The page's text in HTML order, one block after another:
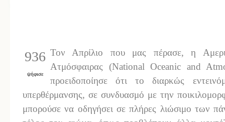
936
ψήφισε
Τον Απρίλιο που μας πέρασε, η
Ατμόσφαιρας (National Oceanic and
προειδοποίησε ότι το διαρκώς
υπερθέρμανσης, σε συνδυασμό με την
μπορούσε να οδηγήσει σε πλήρες λιώσιμο των